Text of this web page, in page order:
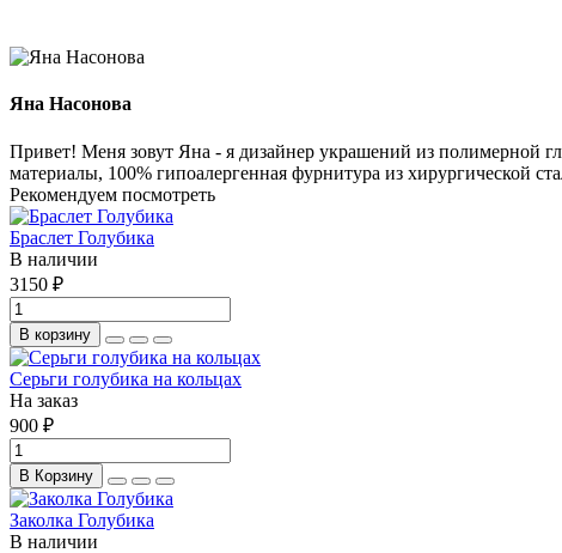
Яна Насонова
Привет! Меня зовут Яна - я дизайнер украшений из полимерной
материалы, 100% гипоалергенная фурнитура из хирургической
Рекомендуем посмотреть
Браслет Голубика
В наличии
3150 ₽
В корзину
Серьги голубика на кольцах
На заказ
900 ₽
В Корзину
Заколка Голубика
В наличии